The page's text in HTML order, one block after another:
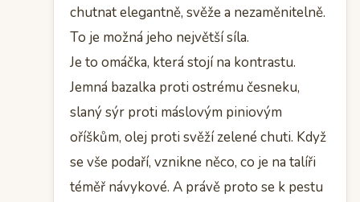
chutnat elegantně, svěže a nezaměnitelně.
To je možná jeho největší síla.
Je to omáčka, která stojí na kontrastu.
Jemná bazalka proti ostrému česneku,
slaný sýr proti máslovým piniovým
oříškům, olej proti svěží zelené chuti. Když
se vše podaří, vznikne něco, co je na talíři
téměř návykové. A právě proto se k pestu